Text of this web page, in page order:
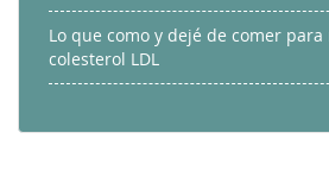
Lo que como y dejé de comer
colesterol LDL